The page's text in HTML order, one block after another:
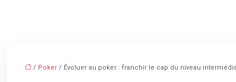
/ Poker / Évoluer au poker : franchir le cap du niveau